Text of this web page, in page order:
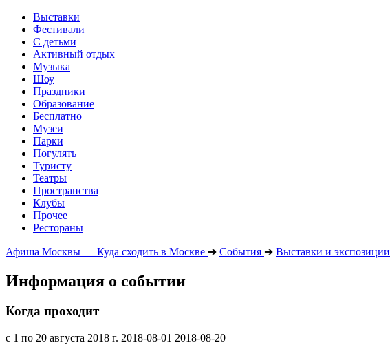
Выставки
Фестивали
С детьми
Активный отдых
Музыка
Шоу
Праздники
Образование
Бесплатно
Музеи
Парки
Погулять
Туристу
Театры
Пространства
Клубы
Прочее
Рестораны
Афиша Москвы — Куда сходить в Москве ➔ События ➔ Выставки и экспозиции
Информация о событии
Когда проходит
с 1 по 20 августа 2018 г. 2018-08-01 2018-08-20